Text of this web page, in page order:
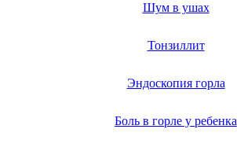
Шум в ушах
Тонзиллит
Эндоскопия горла
Боль в горле у ребенка